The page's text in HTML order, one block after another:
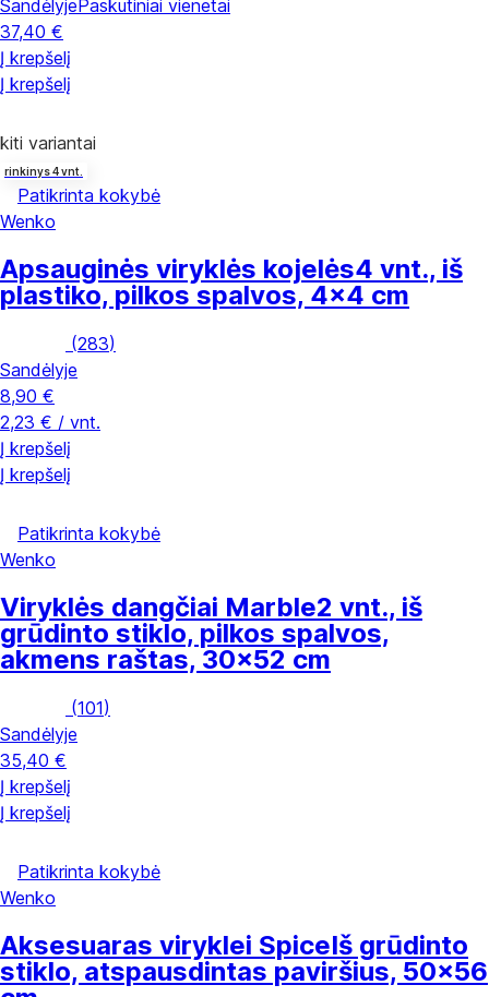
Sandėlyje Paskutiniai vienetai
37,40 €
Į krepšelį
Į krepšelį
kiti variantai
rinkinys 4 vnt.
Patikrinta kokybė
Wenko
Apsauginės viryklės kojelės4 vnt., iš
plastiko, pilkos spalvos, 4x4 cm
(283)
Sandėlyje
8,90 €
2,23 € / vnt.
Į krepšelį
Į krepšelį
Patikrinta kokybė
Wenko
Viryklės dangčiai Marble2 vnt., iš
grūdinto stiklo, pilkos spalvos,
akmens raštas, 30x52 cm
(101)
Sandėlyje
35,40 €
Į krepšelį
Į krepšelį
Patikrinta kokybė
Wenko
Aksesuaras viryklei SpiceIš grūdinto
stiklo, atspausdintas paviršius, 50x56